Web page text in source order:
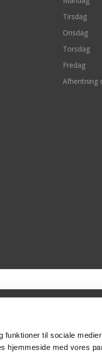
funktioner til sociale
hjemmeside med vores
Tirsdag
Onsdag
Torsdag
Fredag
Afhentning
tilbage via afmeldingslinket i
indsamler vi oplysninger
af dine